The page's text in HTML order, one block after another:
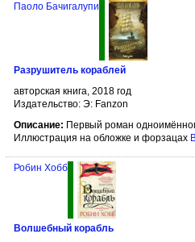
Паоло Бачигалупи
Разрушитель кораблей
авторская книга, 2018 год
Издательство: Э: Fanzon
Описание: Первый роман
Иллюстрация на обложке и форзацах
Робин Хобб
Волшебный корабль